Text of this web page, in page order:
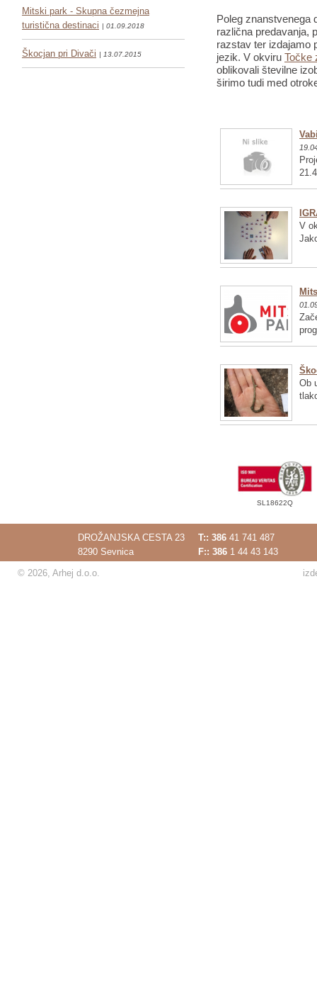
Mitski park - Skupna čezmejna
turistična destinaci | 01.09.2018
Škocjan pri Divači | 13.07.2015
Poleg znanstvenega
različna predavanja,
razstav ter izdajamo
jezik. V okviru Točke
oblikovali številne
širimo tudi med
V
Ob
SL18622Q
DROŽANJSKA CESTA 23
8290 Sevnica
T:: 386 41 741 487
F:: 386 1 44 43 143
© 2026, Arhej d.o.o.